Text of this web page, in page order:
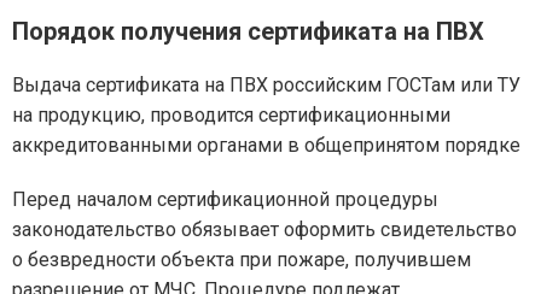
Порядок получения сертификата на ПВХ
Выдача сертификата на ПВХ российским ГОСТам или ТУ
на продукцию, проводится сертификационными
аккредитованными органами в общепринятом порядке
Перед началом сертификационной процедуры
законодательство обязывает оформить свидетельство
о безвредности объекта при пожаре, получившем